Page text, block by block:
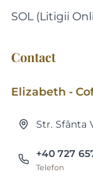
SOL (Litigii
Contact
Elizabeth -
Str. Sfânta
+40 727
Telefon